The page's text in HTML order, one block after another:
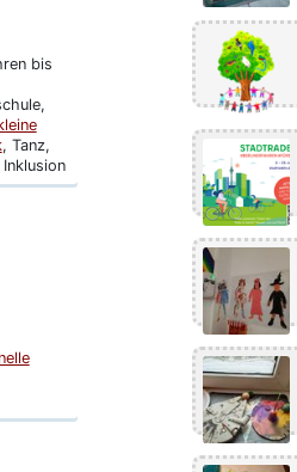
bis
, Tanz,